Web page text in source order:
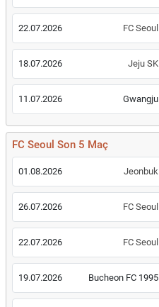
22.07.2026 FC Seoul
18.07.2026 Jeju SK
11.07.2026 Gwangju
FC Seoul Son 5 Maç
01.08.2026 Jeonbuk
26.07.2026 FC Seoul
22.07.2026 FC Seoul
19.07.2026 Bucheon FC 1995